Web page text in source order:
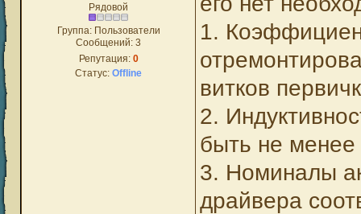
Рядовой
Группа: Пользователи
Сообщений: 3
Репутация: 0
Статус: Offline
1.
витков
2.
быть не
3. Номиналы
драйвера